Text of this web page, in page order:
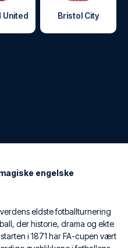
United Bristol City
engelske
eldste fotballturnering
der historie, drama og ekte
i 1871 har FA-cupen vært